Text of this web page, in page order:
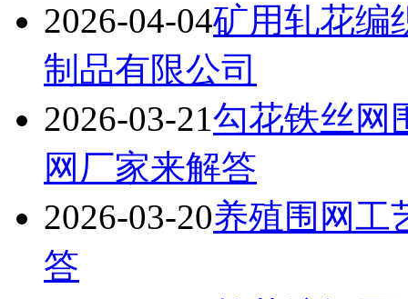
2026-04-04矿用轧花
制品有限公司
2026-03-21勾花铁丝网
网厂家来解答
2026-03-20养殖围网工
答